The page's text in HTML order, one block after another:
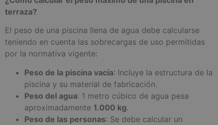
terraza?
El peso de una piscina llena de agua debe calcularse
teniendo en cuenta las sobrecargas de uso permitidas
por la normativa vigente:
Peso de la piscina vacía: Incluye la estructura de la
piscina y su material de fabricación.
Peso del agua: 1 metro cúbico de agua pesa
aproximadamente 1.000 kg.
Peso de las personas: Se debe calcular un